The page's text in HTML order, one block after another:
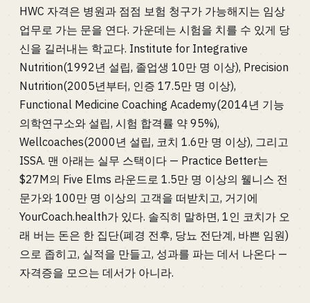
HWC 자격은 병원과 점점 보험 청구가 가능해지는 임상
업무로 가는 문을 연다. 가운데는 시험을 치를 수 있게 당
신을 길러내는 학교다. Institute for Integrative
Nutrition(1992년 설립, 졸업생 10만 명 이상), Precision
Nutrition(2005년부터, 인증 17.5만 명 이상),
Functional Medicine Coaching Academy(2014년 기능
의학연구소와 설립, 시험 합격률 약 95%),
Wellcoaches(2000년 설립, 코치 1.6만 명 이상), 그리고
ISSA. 맨 아래는 실무 스택이다 — Practice Better는
$27M의 Five Elms 라운드로 1.5만 명 이상의 웰니스 전
문가와 100만 명 이상의 고객을 떠받치고, 거기에
YourCoach.health가 있다. 솔직히 말하면, 1인 코치가 오
래 버는 돈은 한 집단(폐경 전후, 당뇨 전단계, 바쁜 임원)
으로 좁히고, 실적을 만들고, 성과를 파는 데서 나온다 —
자격증을 모으는 데서가 아니라.